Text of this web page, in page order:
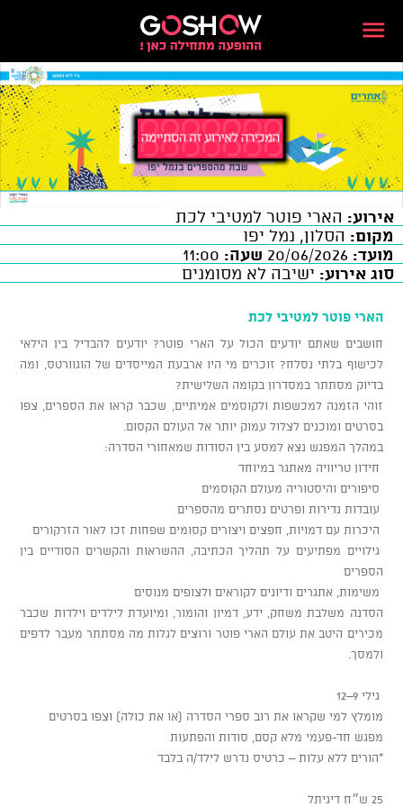
אירוע: הארי פוטר למטיבי לכת
מקום: הסלון, נמל יפו
מועד:
שעה:
סוג אירוע: ישיבה לא מסומנים
הארי פוטר למטיבי לכת
חושבים שאתם יודעים הכול על הארי פוטר? יודעים להבדיל בין הילאי
לכישוף בלתי נסלח? זוכרים מי היו ארבעת המייסדים של הוגוורטס, ומה
בדיוק מסתתר במסדרון בקומה השלישית?
זוהי הזמנה למכשפות ולקוסמים אמיתיים, שכבר קראו את הספרים, צפו
בסרטים ומוכנים לצלול עמוק יותר אל העולם הקסום.
במהלך המפגש נצא למסע בין הסודות שמאחורי הסדרה:
חידון טריוויה מאתגר במיוחד
סיפורים והיסטוריה מעולם הקוסמים
עובדות נדירות ופרטים נסתרים מהספרים
היכרות עם דמויות, חפצים ויצורים קסומים שפחות זכו לאור הזרקורים
גילויים מפתיעים על תהליך הכתיבה, ההשראות והקשרים הסודיים בין
הספרים
משימות, אתגרים ודיונים לקוראים ולצופים מנוסים
הסדנה משלבת משחק, ידע, דמיון והומור, ומיועדת לילדים וילדות שכבר
מכירים היטב את עולם הארי פוטר ורוצים לגלות מה מסתתר מעבר לדפים
ולמסך.
גילי 9–12
מומלץ למי שקראו את רוב ספרי הסדרה (או את כולה) וצפו בסרטים
מפגש חד-פעמי מלא קסם, סודות והפתעות
*הורים ללא עלות – כרטיס נדרש לילד/ה בלבד
25 ש״ח דיגיתל